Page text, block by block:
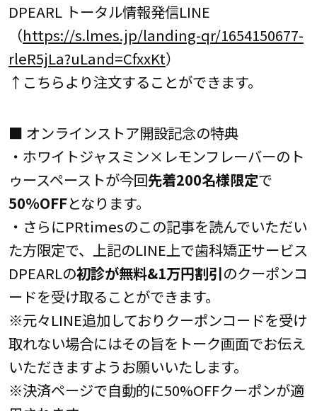
DPEARL トータル情報発信LINE
（https://s.lmes.jp/landing-qr/1654150677-
rleR5jLa?uLand=CfxxKt）
↑こちらより注文することができます。
■ オンラインストア開設記念の特典
・ホワイトジャスミン×レモンフレーバーのト
ゥースペーストが今回先着200名様限定で
50%OFFとなります。
・さらにPRtimesのこの記事を読んでいただい
た方限定で、上記のLINE上で歯科矯正サービス
DPEARLの初診が無料&1万円割引のクーポンコ
ードを受け取ることができます。
※元々LINE追加しておりクーポンコードを受け
取れない場合にはその旨をトーク画面でお伝え
いただきますようお願いいたします。
※決済ページで自動的に50%OFFクーポンが適